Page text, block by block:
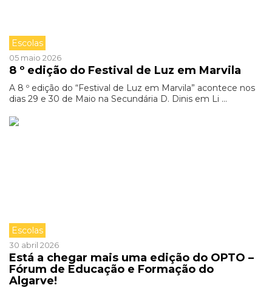
Escolas
05 maio 2026
8 º edição do Festival de Luz em Marvila
A 8 º edição do “Festival de Luz em Marvila” acontece nos
dias 29 e 30 de Maio na Secundária D. Dinis em Li ...
Escolas
30 abril 2026
Está a chegar mais uma edição do OPTO –
Fórum de Educação e Formação do
Algarve!